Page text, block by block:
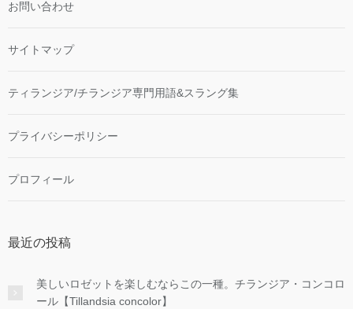
お問い合わせ
サイトマップ
ティランジア/チランジア専門用語&スラング集
プライバシーポリシー
プロフィール
最近の投稿
美しいロゼットを楽しむならこの一種。チランジア・コンコロ
ール【Tillandsia concolor】